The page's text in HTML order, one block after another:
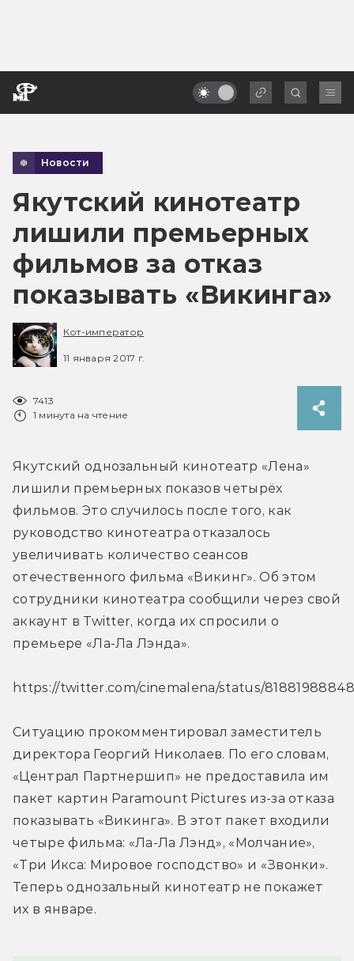
Новости
Якутский кинотеатр
лишили премьерных
фильмов за отказ
показывать «Викинга»
Кот-император
11 января 2017 г.
7413
1 минута на чтение
Якутский однозальный кинотеатр «Лена»
лишили премьерных показов четырёх
фильмов. Это случилось после того, как
руководство кинотеатра отказалось
увеличивать количество сеансов
отечественного фильма «Викинг». Об этом
сотрудники кинотеатра сообщили через свой
аккаунт в Twitter, когда их спросили о
премьере «Ла-Ла Лэнда».
https://twitter.com/cinemalena/status/
Ситуацию прокомментировал заместитель
директора Георгий Николаев. По его словам,
«Централ Партнершип» не предоставила им
пакет картин Paramount Pictures из-за отказа
показывать «Викинга». В этот пакет входили
четыре фильма: «Ла-Ла Лэнд», «Молчание»,
«Три Икса: Мировое господство» и «Звонки».
Теперь однозальный кинотеатр не покажет
их в январе.